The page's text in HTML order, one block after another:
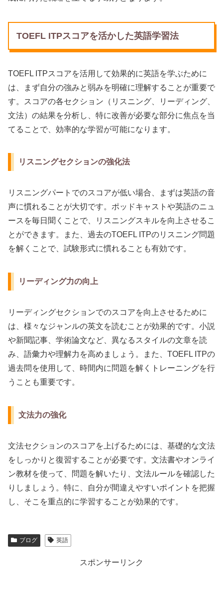
TOEFL ITPスコアを活かした英語学習法
TOEFL ITPスコアを活用して効果的に英語を学ぶために
は、まず自分の強みと弱みを明確に理解することが重要で
す。スコアの各セクション（リスニング、リーディング、
文法）の結果を分析し、特に改善が必要な部分に焦点を当
てることで、効率的な学習が可能になります。
リスニングセクションの強化法
リスニングパートでのスコアが低い場合、まずは英語の音
声に慣れることが大切です。ポッドキャストや英語のニュ
ースを毎日聞くことで、リスニングスキルを向上させるこ
とができます。また、過去のTOEFL ITPのリスニング問題
を解くことで、試験形式に慣れることも有効です。
リーディング力の向上
リーディングセクションでのスコアを向上させるために
は、様々なジャンルの英文を読むことが効果的です。小説
や新聞記事、学術論文など、異なるスタイルの文章を読
み、語彙力や理解力を高めましょう。また、TOEFL ITPの
過去問を使用して、時間内に問題を解くトレーニングを行
うことも重要です。
文法力の強化
文法セクションのスコアを上げるためには、基礎的な文法
をしっかりと復習することが必要です。文法書やオンライ
ン教材を使って、問題を解いたり、文法ルールを確認した
りしましょう。特に、自分が間違えやすいポイントを把握
し、そこを重点的に学習することが効果的です。
ブログ 英語
スポンサーリンク